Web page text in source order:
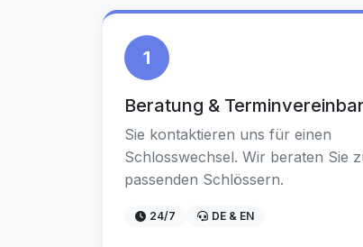
1
Beratung &
Sie kontaktieren uns für einen
Schlosswechsel. Wir beraten Sie
passenden Schlössern.
24/7 DE & EN